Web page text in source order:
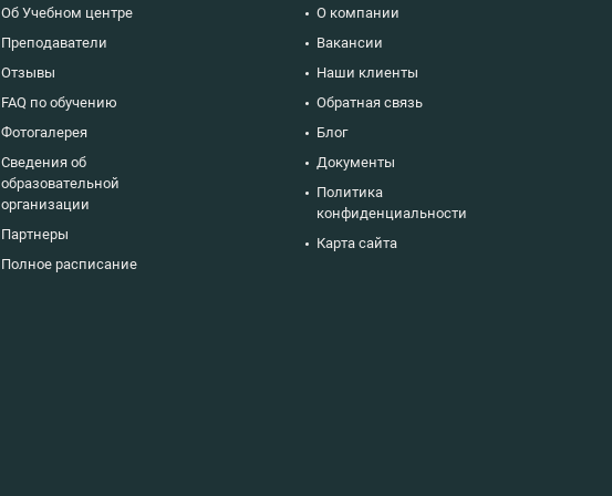
Об Учебном центре
Преподаватели
Отзывы
FAQ по обучению
Фотогалерея
Сведения об
образовательной
организации
Партнеры
Полное расписание
О компании
Вакансии
Наши клиенты
Обратная связь
Блог
Документы
Политика
конфиденциальности
Карта сайта